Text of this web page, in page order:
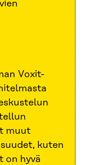
Voxit-
muut
kuten
on hyvä